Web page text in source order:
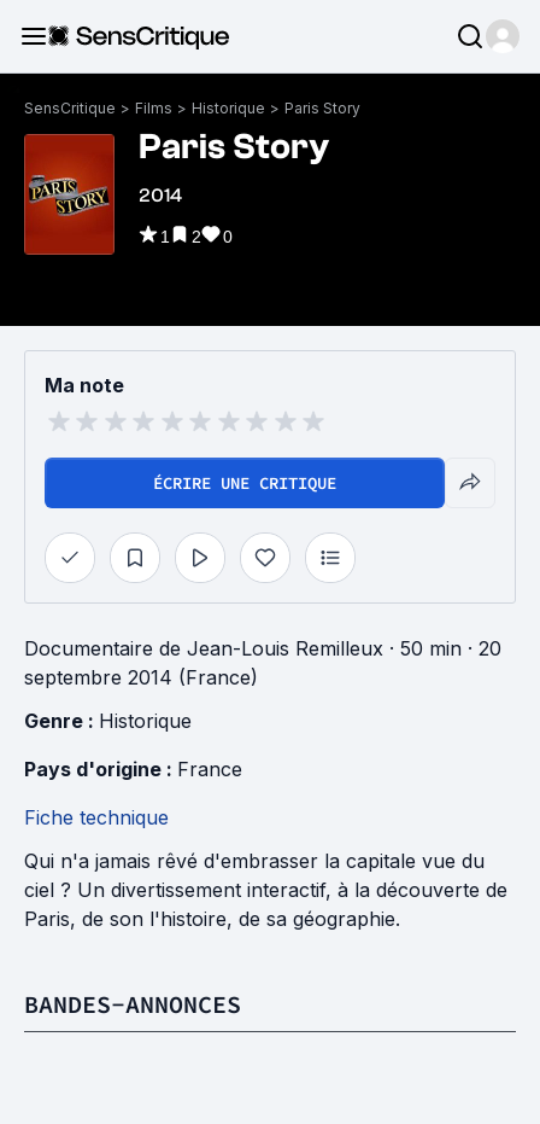
SensCritique > Films > Historique > Paris Story
Paris Story
2014
1 2 0
Ma note
ÉCRIRE UNE CRITIQUE
Documentaire de Jean-Louis Remilleux · 50 min · 20
septembre 2014 (France)
Genre : Historique
Pays d'origine : France
Fiche technique
Qui n'a jamais rêvé d'embrasser la capitale vue du
ciel ? Un divertissement interactif, à la découverte de
Paris, de son l'histoire, de sa géographie.
BANDES-ANNONCES